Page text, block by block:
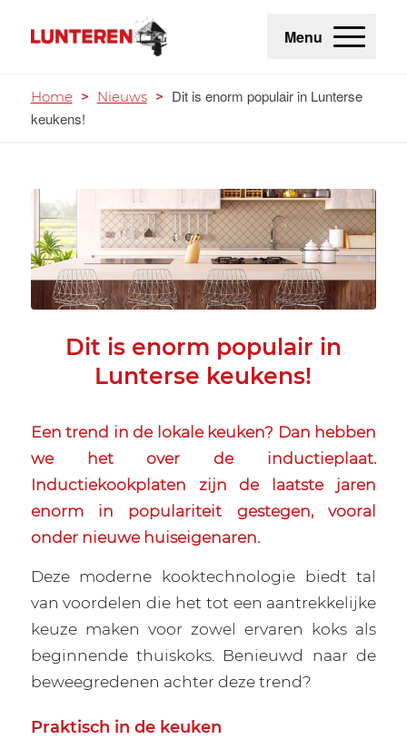
Menu
Home > Nieuws > Dit is enorm populair in Lunterse
keukens!
Dit is enorm populair in
Lunterse keukens!
Een trend in de lokale keuken? Dan hebben
we het over de inductieplaat.
Inductiekookplaten zijn de laatste jaren
enorm in populariteit gestegen, vooral
onder nieuwe huiseigenaren.
Deze moderne kooktechnologie biedt tal
van voordelen die het tot een aantrekkelijke
keuze maken voor zowel ervaren koks als
beginnende thuiskoks. Benieuwd naar de
beweegredenen achter deze trend?
Praktisch in de keuken